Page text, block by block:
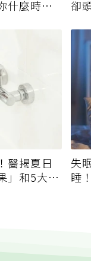
什麼時候
卻
醫揭夏日
」和5大錯
失
睡